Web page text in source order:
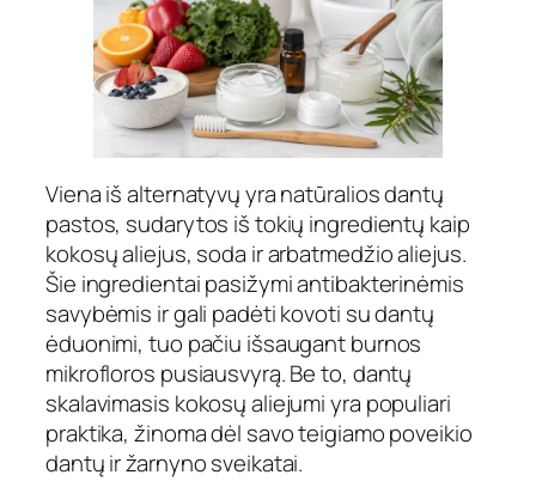
Viena iš alternatyvų yra natūralios dantų
pastos, sudarytos iš tokių ingredientų kaip
kokosų aliejus, soda ir arbatmedžio aliejus.
Šie ingredientai pasižymi antibakterinėmis
savybėmis ir gali padėti kovoti su dantų
ėduonimi, tuo pačiu išsaugant burnos
mikrofloros pusiausvyrą. Be to, dantų
skalavimasis kokosų aliejumi yra populiari
praktika, žinoma dėl savo teigiamo poveikio
dantų ir žarnyno sveikatai.